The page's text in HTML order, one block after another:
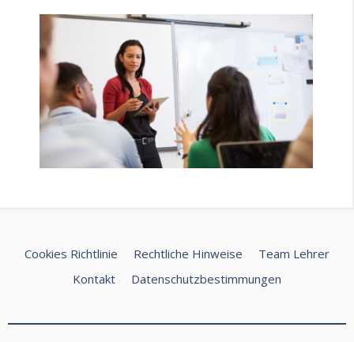
Cookies Richtlinie Rechtliche Hinweise
Team Lehrer
Kontakt
Datenschutzbestimmungen